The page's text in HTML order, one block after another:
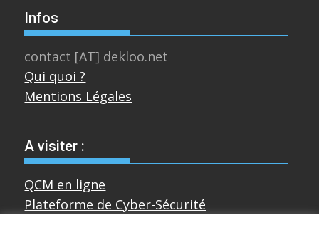
Infos
contact [AT] dekloo.net
Qui quoi ?
Mentions Légales
A visiter :
QCM en ligne
Plateforme de Cyber-Sécurité